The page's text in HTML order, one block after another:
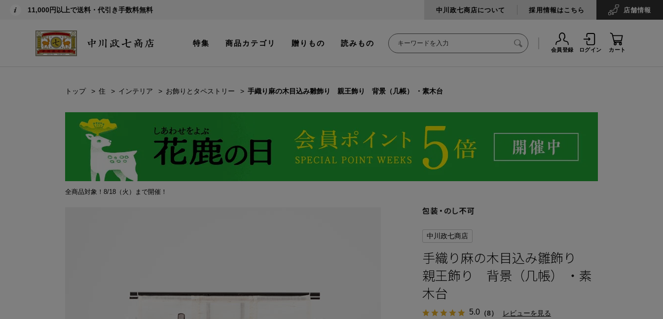
11,000円以上で送料・代引き手数料無料 中川政七商店について 採用情報はこちら 店舗情報
特集 商品カテゴリ 贈りもの 読みもの
会員登録 ログイン カート
トップ 住 インテリア お飾りとタペストリー 手織り麻の木目込み雛飾り 親王飾り 背景（几帳） ・素木台
全商品対象！8/18（火）まで開催！
中川政七商店
手織り麻の木目込み雛飾り
親王飾り 背景（几帳） ・素
木台
5.0 （8） レビューを見る